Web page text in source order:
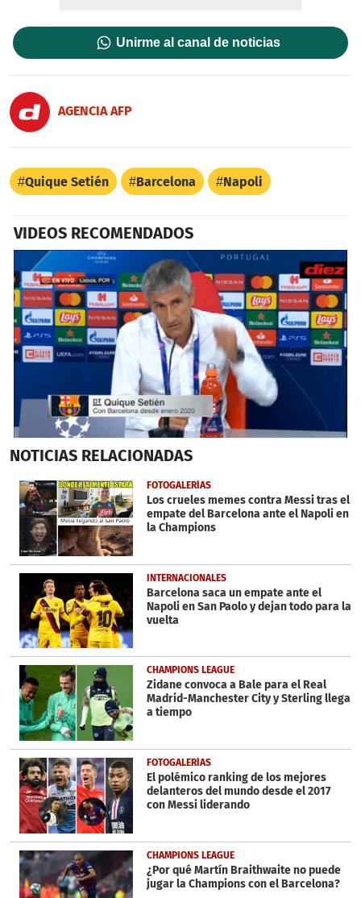
Unirme al canal de noticias
AGENCIA AFP
Quique Setién Barcelona Napoli
VIDEOS RECOMENDADOS
seconds
2
minutes,
40
seconds
NOTICIAS RELACIONADAS
FOTOGALERÍAS
Los crueles memes contra Messi tras el
empate del Barcelona ante el Napoli en
la Champions
INTERNACIONALES
Barcelona saca un empate ante el
Napoli en San Paolo y dejan todo para la
vuelta
CHAMPIONS LEAGUE
Zidane convoca a Bale para el Real
Madrid-Manchester City y Sterling llega
a tiempo
FOTOGALERÍAS
El polémico ranking de los mejores
delanteros del mundo desde el 2017
con Messi liderando
CHAMPIONS LEAGUE
¿Por qué Martín Braithwaite no puede
jugar la Champions con el Barcelona?